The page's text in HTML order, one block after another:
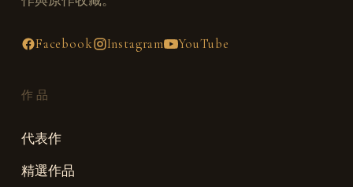
Facebook Instagram YouTube
作品
代表作
精選作品